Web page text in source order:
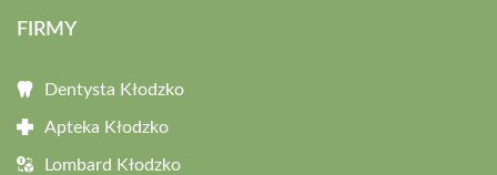
FIRMY
Dentysta Kłodzko
Apteka Kłodzko
Lombard Kłodzko